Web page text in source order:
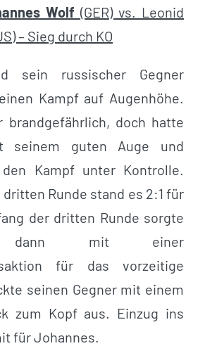
Wolf (GER) vs. Leonid
– Sieg durch KO
sein russischer Gegner
Kampf auf Augenhöhe.
brandgefährlich, doch hatte
seinem guten Auge und
den Kampf unter Kontrolle.
Runde stand es 2:1 für
der dritten Runde sorgte
dann mit einer
für das vorzeitige
seinen Gegner mit einem
zum Kopf aus. Einzug ins
für Johannes.